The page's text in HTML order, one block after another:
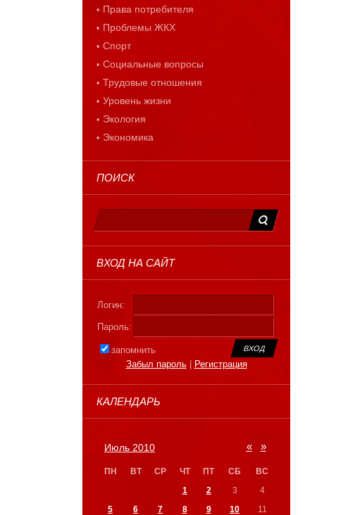
Права потребителя
Проблемы ЖКХ
Спорт
Социальные вопросы
Трудовые отношения
Уровень жизни
Экология
Экономика
ПОИСК
ВХОД НА САЙТ
Логин:
Пароль:
запомнить
Забыл пароль| Регистрация
КАЛЕНДАРЬ
«
Июль 2010 »
ПН ВТ СР ЧТ ПТ СБ
ВС
1
2 3
4
5
6 7 8 9 10
11